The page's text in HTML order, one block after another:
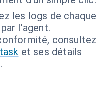
les logs de chaque
l'agent.
consultez
et ses détails